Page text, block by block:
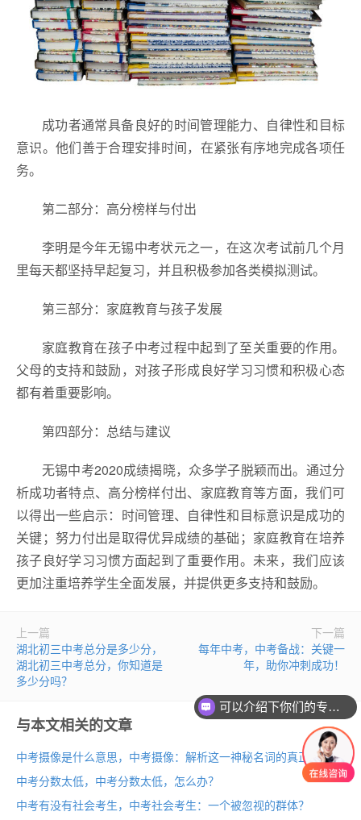
成功者通常具备良好的时间管理能力、自律性和目标
意识。他们善于合理安排时间，在紧张有序地完成各项任
务。
第二部分：高分榜样与付出
李明是今年无锡中考状元之一，在这次考试前几个月
里每天都坚持早起复习，并且积极参加各类模拟测试。
第三部分：家庭教育与孩子发展
家庭教育在孩子中考过程中起到了至关重要的作用。
父母的支持和鼓励，对孩子形成良好学习习惯和积极心态
都有着重要影响。
第四部分：总结与建议
无锡中考2020成绩揭晓，众多学子脱颖而出。通过分
析成功者特点、高分榜样付出、家庭教育等方面，我们可
以得出一些启示：时间管理、自律性和目标意识是成功的
关键；努力付出是取得优异成绩的基础；家庭教育在培养
孩子良好学习习惯方面起到了重要作用。未来，我们应该
更加注重培养学生全面发展，并提供更多支持和鼓励。
上一篇
湖北初三中考总分是多少分，
湖北初三中考总分，你知道是
多少分吗？
下一篇
每年中考，中考备战：关键一
年，助你冲刺成功！
与本文相关的文章
中考摄像是什么意思，中考摄像：解析这一神秘名词的真正含义
中考分数太低，中考分数太低，怎么办？
中考有没有社会考生，中考社会考生：一个被忽视的群体？
可以介绍下你们的专业吗？